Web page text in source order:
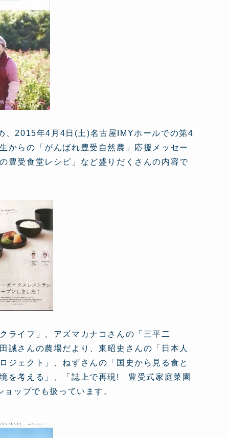
、2015年4月4日(土)名古屋IMYホールでの第4
らの「がんばれ豊受自然農」応援メッセー
豊受食堂レシピ」など盛りだくさんの内容で
ライフ」、アズマカナコさんの「三平二
誠さんの農場だより、東昭史さんの「日本人
ェクト」、ねずさんの「国史から見る食と
を考える」、「誌上で再現! 豊受式家庭菜園
ップでも扱っています。